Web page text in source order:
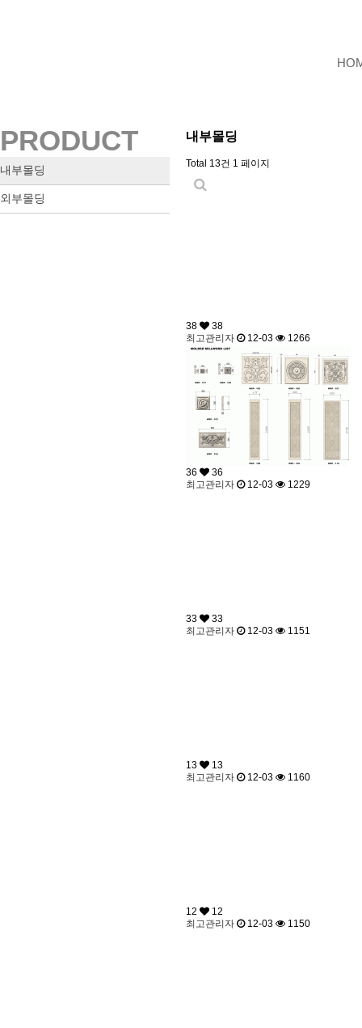
PRODUCT
내부몰딩
외부몰딩
내부몰딩
Total 13건 1 페이지
38
38
최고관리자
12-03 1266
36
36
최고관리자
12-03 1229
33
33
최고관리자
12-03 1151
13
13
최고관리자
12-03 1160
12
12
최고관리자
12-03 1150